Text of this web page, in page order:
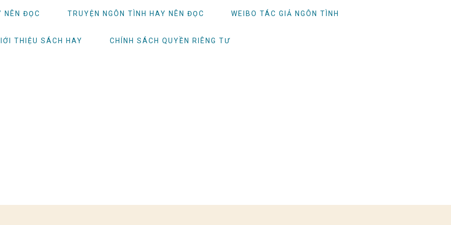
NÊN ĐỌC TRUYỆN NGÔN TÌNH HAY NÊN ĐỌC WEIBO TÁC GIẢ NGÔN TÌNH
THIỆU SÁCH HAY CHÍNH SÁCH QUYỀN RIÊNG TƯ